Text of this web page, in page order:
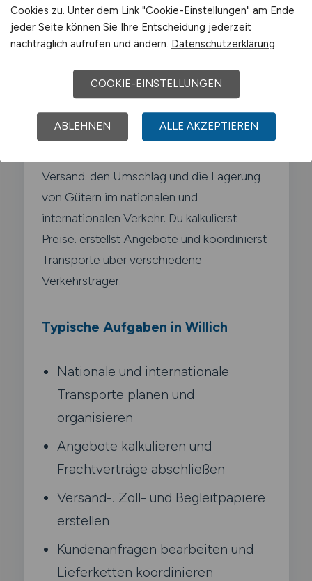
Was macht ein Kaufmann für
Spedition und
Logistikdienstleistung?
Als Kaufmann/-frau für Spedition und
Versand. den Umschlag und die Lagerung
von Gütern im nationalen und
internationalen Verkehr. Du kalkulierst
Preise. erstellst Angebote und koordinierst
Transporte über verschiedene
Verkehrsträger.
Typische Aufgaben in Willich
Nationale und internationale
Transporte planen und
organisieren
Angebote kalkulieren und
Frachtverträge abschließen
Versand-. Zoll- und Begleitpapiere
erstellen
Kundenanfragen bearbeiten und
Lieferketten koordinieren
Cookies zu. Unter dem Link "Cookie-Einstellungen" am Ende
jeder Seite können Sie Ihre Entscheidung jederzeit
nachträglich aufrufen und ändern. Datenschutzerklärung
COOKIE-EINSTELLUNGEN
ABLEHNEN ALLE AKZEPTIEREN